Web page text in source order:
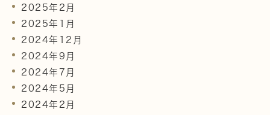
2025年2月
2025年1月
2024年12月
2024年9月
2024年7月
2024年5月
2024年2月